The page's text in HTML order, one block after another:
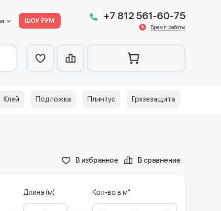
ШОУ РУМ +7 812 561-60-75
Время работы
Клей Подложка Плинтус Грязезащита
В избранное В сравнение
Длина (м) Кол-во в м²